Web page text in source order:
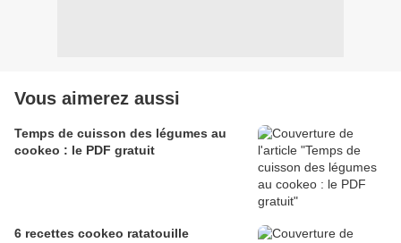
Vous aimerez aussi
Temps de cuisson des légumes au
cookeo : le PDF gratuit
6 recettes cookeo ratatouille